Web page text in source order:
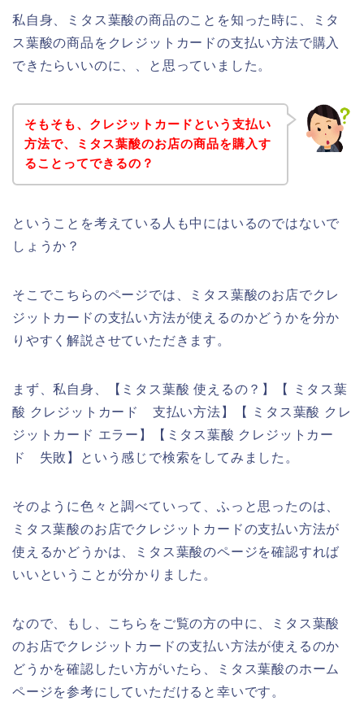
私自身、ミタス葉酸の商品のことを知った時に、ミタ
ス葉酸の商品をクレジットカードの支払い方法で購入
できたらいいのに、、と思っていました。
そもそも、クレジットカードという支払い
方法で、ミタス葉酸のお店の商品を購入す
ることってできるの？
ということを考えている人も中にはいるのではないで
しょうか？
そこでこちらのページでは、ミタス葉酸のお店でクレ
ジットカードの支払い方法が使えるのかどうかを分か
りやすく解説させていただきます。
まず、私自身、【ミタス葉酸 使えるの？】【 ミタス葉
酸 クレジットカード 支払い方法】【 ミタス葉酸 クレ
ジットカード エラー】【ミタス葉酸 クレジットカー
ド 失敗】という感じで検索をしてみました。
そのように色々と調べていって、ふっと思ったのは、
ミタス葉酸のお店でクレジットカードの支払い方法が
使えるかどうかは、ミタス葉酸のページを確認すれば
いいということが分かりました。
なので、もし、こちらをご覧の方の中に、ミタス葉酸
のお店でクレジットカードの支払い方法が使えるのか
どうかを確認したい方がいたら、ミタス葉酸のホーム
ページを参考にしていただけると幸いです。